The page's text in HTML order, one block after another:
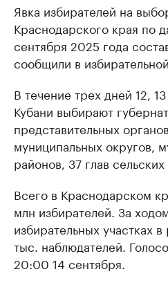
Явка избирателей на
Краснодарского края по
сентября 2025 года
сообщили в
В течение трех дней 12,
Кубани выбирают
представительных
муниципальных округов,
районов, 37 глав
Всего в Краснодарском
млн избирателей. За
избирательных участках
тыс. наблюдателей.
20:00 14 сентября.